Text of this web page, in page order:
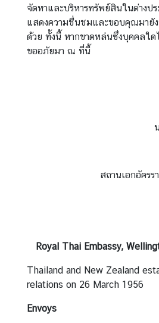
จัดหาและบริหารทรัพย์สินในต่างปร
แสดงความชื่นชมและขอบคุณมายั
ด้วย ทั้งนี้ หากขาดหล่นซึ่งบุคคลใด
ขออภัยมา ณ ที่นี้
สถานเอกอัคร
Royal Thai Embassy,
Thailand and New Zealand
relations on 26 March 1956
Envoys